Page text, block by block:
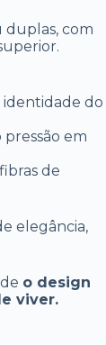
duplas, com
identidade do
pressão em
de
elegância,
o design
viver.